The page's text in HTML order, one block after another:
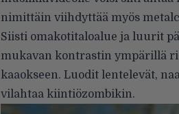
nimittäin viihdyttää myös
Siisti omakotitaloalue ja luurit
mukavan kontrastin ympärillä
kaaokseen. Luodit lentelevät,
vilahtaa kiintiözombikin.